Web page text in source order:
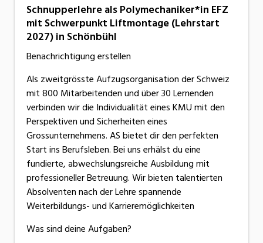
Schnupperlehre als Polymechaniker*in EFZ
mit Schwerpunkt Liftmontage (Lehrstart
2027) in Schönbühl
Benachrichtigung erstellen
Als zweitgrösste Aufzugsorganisation der Schweiz
mit 800 Mitarbeitenden und über 30 Lernenden
verbinden wir die Individualität eines KMU mit den
Perspektiven und Sicherheiten eines
Grossunternehmens. AS bietet dir den perfekten
Start ins Berufsleben. Bei uns erhälst du eine
fundierte, abwechslungsreiche Ausbildung mit
professioneller Betreuung. Wir bieten talentierten
Absolventen nach der Lehre spannende
Weiterbildungs- und Karrieremöglichkeiten
Was sind deine Aufgaben?